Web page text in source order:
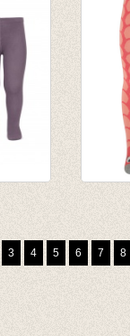
€
€
€ 5,58
3 4 5 6 7 8